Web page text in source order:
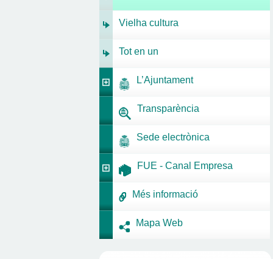
Vielha cultura
Tot en un
L’Ajuntament
Transparència
Sede electrònica
FUE - Canal Empresa
Més informació
Mapa Web